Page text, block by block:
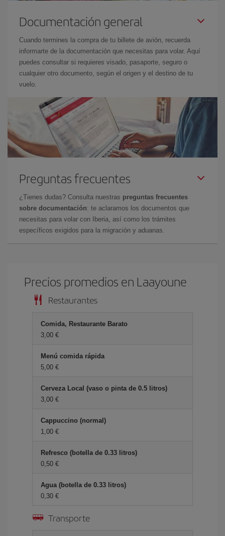
Documentación general
Cuando termines la compra de tu billete de avión, recuerda
informarte de la documentación que necesitas para volar. Aquí
puedes consultar si requieres visado, pasaporte, seguro o
cualquier otro documento, según el origen y el destino de tu
vuelo.
Preguntas frecuentes
¿Tienes dudas? Consulta nuestras preguntas frecuentes
sobre documentación: te aclaramos los documentos que
necesitas para volar con Iberia, así como los trámites
específicos exigidos para la migración y aduanas.
Precios promedios en Laayoune
Restaurantes
Comida, Restaurante Barato
3,00 €
Menú comida rápida
5,00 €
Cerveza Local (vaso o pinta de 0.5 litros)
3,00 €
Cappuccino (normal)
1,00 €
Refresco (botella de 0.33 litros)
0,50 €
Agua (botella de 0.33 litros)
0,30 €
Transporte